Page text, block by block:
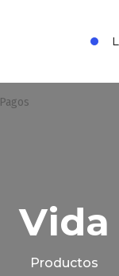
Pagos
Vida
Productos